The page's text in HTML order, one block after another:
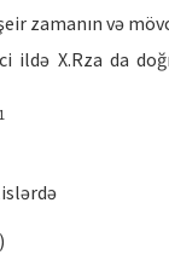
zamanın və
ildə X.Rza da
1